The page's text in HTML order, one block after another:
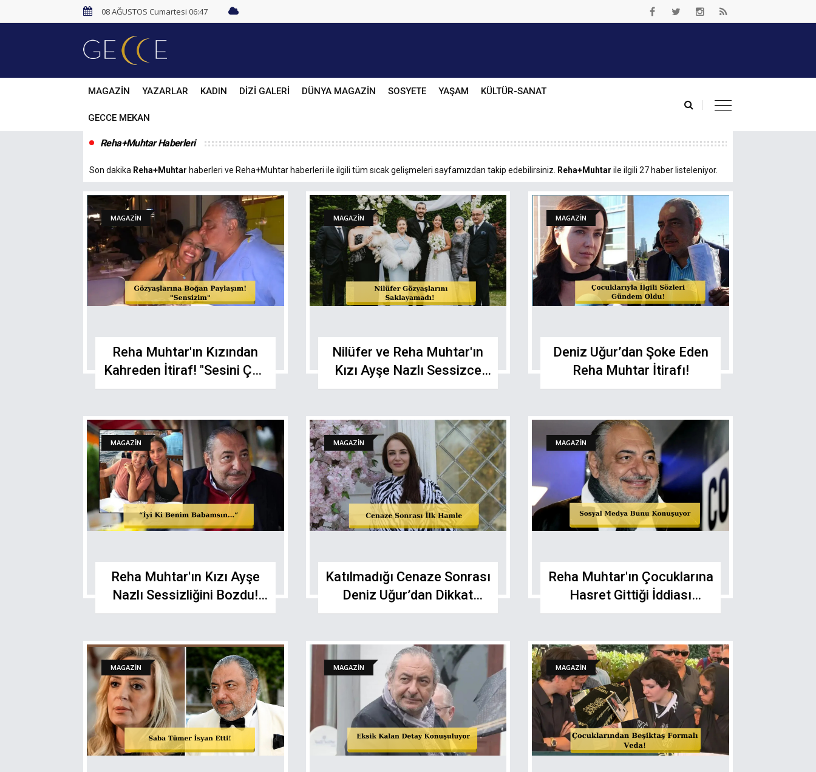
08 AĞUSTOS Cumartesi 06:47
MAGAZİN YAZARLAR KADIN DİZİ GALERİ DÜNYA MAGAZİN SOSYETE YAŞAM KÜLTÜR-SANAT
GECCE MEKAN
Reha+Muhtar Haberleri
Son dakika Reha+Muhtar haberleri ve Reha+Muhtar haberleri ile ilgili tüm sıcak gelişmeleri sayfamızdan takip edebilirsiniz. Reha+Muhtar ile ilgili 27 haber listeleniyor.
MAGAZİN
Reha Muhtar'ın Kızından
Kahreden İtiraf! "Sesini Çok
Özlüyorum"
MAGAZİN
Nilüfer ve Reha Muhtar'ın
Kızı Ayşe Nazlı Sessizce
Evlendi
MAGAZİN
Deniz Uğur’dan Şoke Eden
Reha Muhtar İtirafı!
MAGAZİN
Reha Muhtar'ın Kızı Ayşe
Nazlı Sessizliğini Bozdu!
Sosyal Medyayı Ağlatan
MAGAZİN
Katılmadığı Cenaze Sonrası
Deniz Uğur’dan Dikkat
Çeken Mesaj
MAGAZİN
Reha Muhtar'ın Çocuklarına
Hasret Gittiği İddiası
Sonrası Babalar Günü
MAGAZİN MAGAZİN MAGAZİN